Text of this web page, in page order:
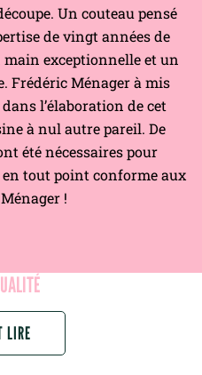
Un couteau pensé
de vingt années de
exceptionnelle et un
Frédéric Ménager à mis
l’élaboration de cet
à nul autre pareil. De
été nécessaires pour
tout point conforme aux
!
LIRE